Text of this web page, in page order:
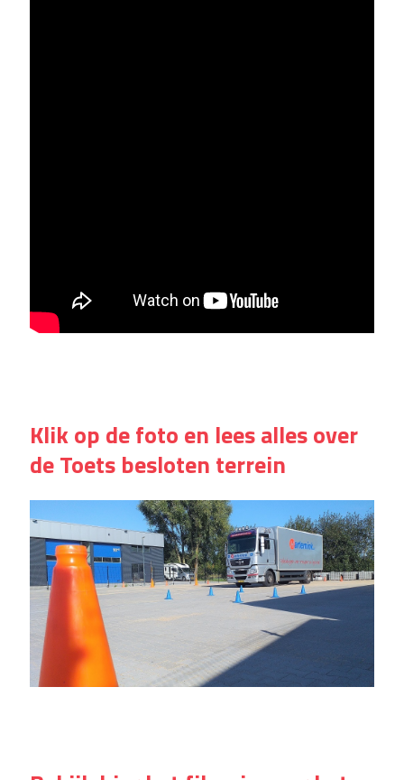
Klik op de foto en lees alles over
de Toets besloten terrein